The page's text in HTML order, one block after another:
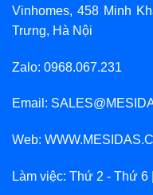
Vinhomes, 458 Minh
Trưng, Hà Nội
Zalo: 0968.067.231
Email:
Web:
Làm việc: Thứ 2 - Thứ 6